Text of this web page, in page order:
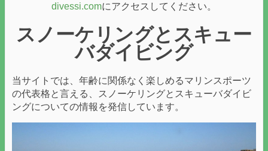
divessi.comにアクセスしてください。
スノーケリングとスキュー
バダイビング
当サイトでは、年齢に関係なく楽しめるマリンスポーツ
の代表格と言える、スノーケリングとスキューバダイビ
ングについての情報を発信しています。